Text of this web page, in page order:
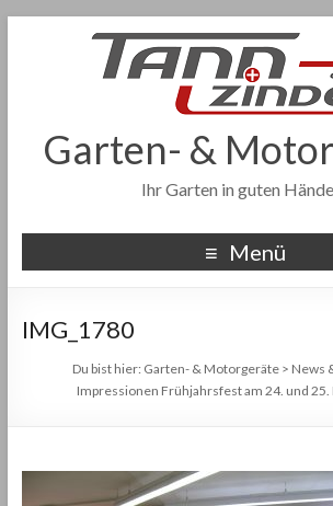
Garten- &
Ihr Garten in guten
Menü
IMG_1780
Du bist hier: Garten- & Motorgeräte > News
Impressionen Frühjahrsfest am 24. und